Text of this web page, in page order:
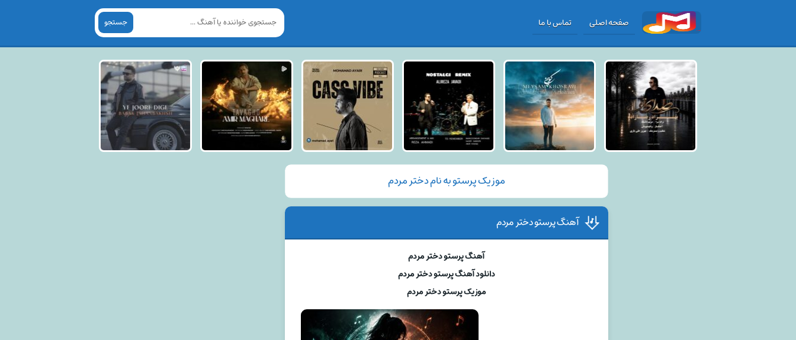
صفحه اصلی تماس با ما جستجو
موزیک پرستو به نام دختر مردم
آهنگ پرستو دختر مردم
آهنگ پرستو دختر مردم
دانلود آهنگ پرستو دختر مردم
موزیک پرستو دختر مردم